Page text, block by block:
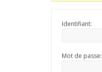
Identifiant:
Mot de passe: